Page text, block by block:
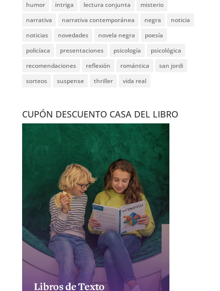
humor
intriga lectura conjunta
misterio
narrativa
narrativa contemporánea negra
noticia
noticias
novedades novela negra
poesía
policíaca
presentaciones psicología
psicológica
recomendaciones
reflexión romántica
san jordi
sorteos
suspense thriller vida real
CUPÓN DESCUENTO CASA DEL LIBRO